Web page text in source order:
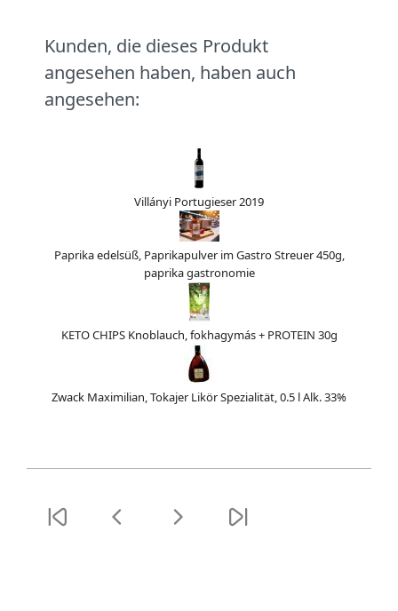
Kunden, die dieses Produkt
angesehen haben, haben auch
angesehen:
Villányi Portugieser 2019
Paprika edelsüß, Paprikapulver im Gastro Streuer 450g,
paprika gastronomie
KETO CHIPS Knoblauch, fokhagymás + PROTEIN 30g
Zwack Maximilian, Tokajer Likör Spezialität, 0.5 l Alk. 33%